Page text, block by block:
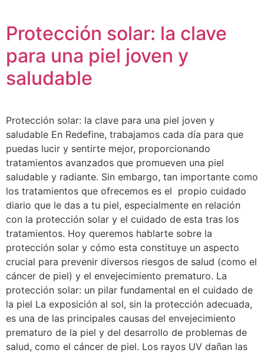
Protección solar: la clave
para una piel joven y
saludable
Protección solar: la clave para una piel joven y
saludable En Redefine, trabajamos cada día para que
puedas lucir y sentirte mejor, proporcionando
tratamientos avanzados que promueven una piel
saludable y radiante. Sin embargo, tan importante como
los tratamientos que ofrecemos es el propio cuidado
diario que le das a tu piel, especialmente en relación
con la protección solar y el cuidado de esta tras los
tratamientos. Hoy queremos hablarte sobre la
protección solar y cómo esta constituye un aspecto
crucial para prevenir diversos riesgos de salud (como el
cáncer de piel) y el envejecimiento prematuro. La
protección solar: un pilar fundamental en el cuidado de
la piel La exposición al sol, sin la protección adecuada,
es una de las principales causas del envejecimiento
prematuro de la piel y del desarrollo de problemas de
salud, como el cáncer de piel. Los rayos UV dañan las